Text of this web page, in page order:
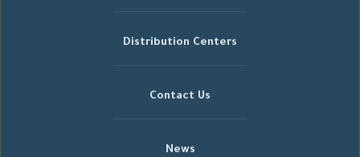
Distribution Centers
Contact Us
News